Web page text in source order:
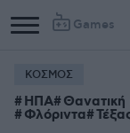
Games
ΚΟΣΜΟΣ
ΗΠΑ Θανατική
Φλόριντα